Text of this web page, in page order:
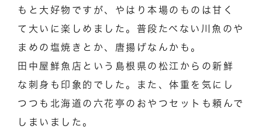
もと大好物ですが、やはり本場のものは甘く
て大いに楽しめました。普段たべない川魚のや
まめの塩焼きとか、唐揚げなんかも。
田中屋鮮魚店という島根県の松江からの新鮮
な刺身も印象的でした。また、体重を気にし
つつも北海道の六花亭のおやつセットも頼んで
しまいました。